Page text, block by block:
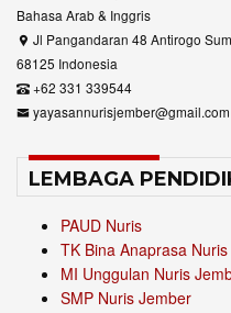
Bahasa Arab & Inggris
Jl Pangandaran 48 Antirogo
68125 Indonesia
+62 331 339544
yayasannurisjember@gmail.com
LEMBAGA
PAUD Nuris
TK Bina Anaprasa Nuris
MI Unggulan Nuris
SMP Nuris Jember